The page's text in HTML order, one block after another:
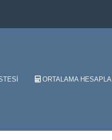
ORTALAMA HESAPLA